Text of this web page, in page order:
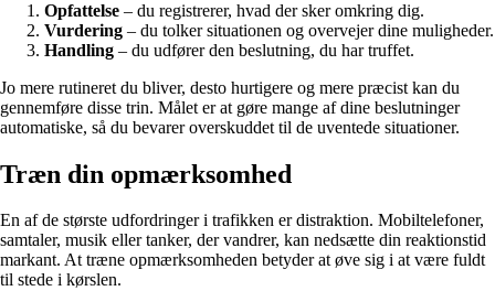
Opfattelse – du registrerer, hvad der sker omkring dig.
Vurdering – du tolker situationen og overvejer dine muligheder.
Handling – du udfører den beslutning, du har truffet.
Jo mere rutineret du bliver, desto hurtigere og mere præcist kan du
gennemføre disse trin. Målet er at gøre mange af dine beslutninger
automatiske, så du bevarer overskuddet til de uventede situationer.
Træn din opmærksomhed
En af de største udfordringer i trafikken er distraktion. Mobiltelefoner,
samtaler, musik eller tanker, der vandrer, kan nedsætte din reaktionstid
markant. At træne opmærksomheden betyder at øve sig i at være fuldt
til stede i kørslen.